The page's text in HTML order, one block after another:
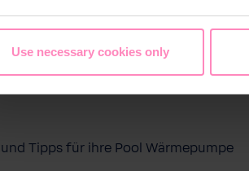
Use necessary cookies only
Tipps für ihre Pool Wärmepumpe